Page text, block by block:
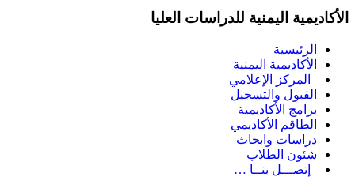
الأكاديمية اليمنية للدراسات العليا
الرئيسية
الأكاديمية اليمنية
المركز الإعلامي
القبول والتسجيل
برامج الأكاديمية
الطاقم الأكاديمي
دراسات وابحاث
شئون الطلاب
إتصـــل بنــا …